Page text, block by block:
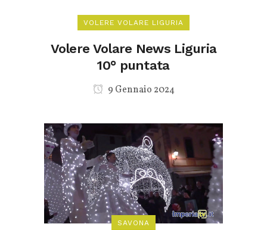
VOLERE VOLARE LIGURIA
Volere Volare News Liguria
10° puntata
9 Gennaio 2024
SAVONA